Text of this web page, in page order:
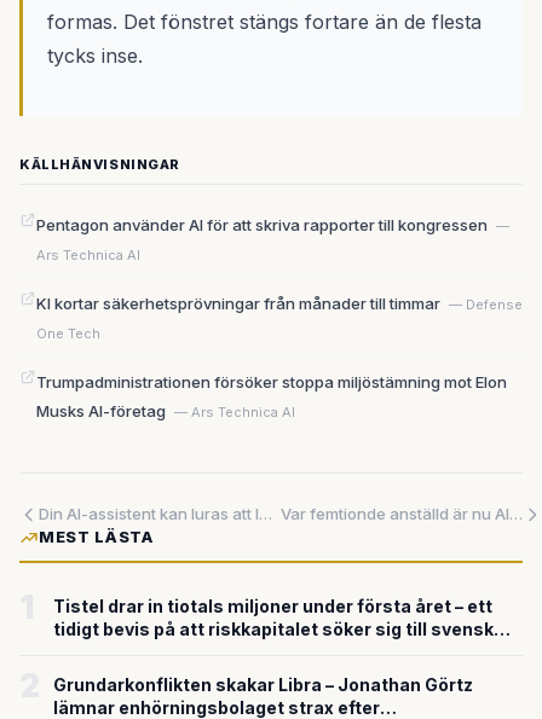
formas. Det fönstret stängs fortare än de flesta
tycks inse.
KÄLLHÄNVISNINGAR
Pentagon använder AI för att skriva rapporter till kongressen —
Ars Technica AI
KI kortar säkerhetsprövningar från månader till timmar — Defense
One Tech
Trumpadministrationen försöker stoppa miljöstämning mot Elon
Musks AI-företag — Ars Technica AI
Din AI-assistent kan luras att lämna ut dina inloggningskoder – och ingen vet hur många fler sådana hål som finns
Var femtionde anställd är nu AI-specialist – medan den totala personalstyrkan krymper
MEST LÄSTA
Tistel drar in tiotals miljoner under första året – ett
tidigt bevis på att riskkapitalet söker sig till svensk
Grundarkonflikten skakar Libra – Jonathan Görtz
lämnar enhörningsbolaget strax efter